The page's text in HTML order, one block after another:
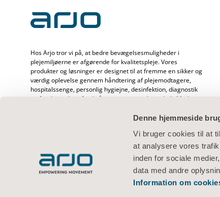
Denne hjemmeside
Vi bruger cookies til at
at analysere vores
inden for sociale
data med andre
Information om
Hos Arjo tror vi på, at bedre bevægelsesmuligheder i
plejemiljøerne er afgørende for kvalitetspleje. Vores
produkter og løsninger er designet til at fremme en sikker og
værdig oplevelse gennem håndtering af plejemodtagere,
hospitalssenge, personlig hygiejne, desinfektion, diagnostik
og forebyggelse af tryksår og venøs tromboemboli. Med
med at hjælpe plejemodtagere og sundhedspersonale
der står over for mobilitetsudfordringer.
Politik om beskyttelse af